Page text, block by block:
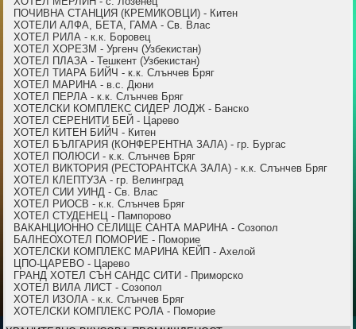
ПОЧИВНА СТАНЦИЯ (КРЕМИКОВЦИ) - Китен
ХОТЕЛИ АЛФА, БЕТА, ГАМА - Св. Влас
ХОТЕЛ РИЛА - к.к. Боровец
ХОТЕЛ ХОРЕЗМ - Ургенч (Узбекистан)
ХОТЕЛ ПЛАЗА - Тешкент (Узбекистан)
ХОТЕЛ ТИАРА БИЙЧ - к.к. Слънчев Бряг
ХОТЕЛ МАРИНА - в.с. Дюни
ХОТЕЛ ПЕРЛА - к.к. Слънчев Бряг
ХОТЕЛСКИ КОМПЛЕКС СИДЕР ЛОДЖ - Банско
ХОТЕЛ СЕРЕНИТИ БЕЙ - Царево
ХОТЕЛ КИТЕН БИЙЧ - Китен
ХОТЕЛ БЪЛГАРИЯ (КОНФЕРЕНТНА ЗАЛА) - гр. Бургас
ХОТЕЛ ПОЛЮСИ - к.к. Слънчев Бряг
ХОТЕЛ ВИКТОРИЯ (РЕСТОРАНТСКА ЗАЛА) - к.к. Слънчев Бряг
ХОТЕЛ КЛЕПТУЗА - гр. Велинград
ХОТЕЛ СИИ УИНД - Св. Влас
ХОТЕЛ РИОСВ - к.к. Слънчев Бряг
ХОТЕЛ СТУДЕНЕЦ - Пампорово
ВАКАНЦИОННО СЕЛИЩЕ САНТА МАРИНА - Созопол
БАЛНЕОХОТЕЛ ПОМОРИЕ - Поморие
ХОТЕЛСКИ КОМПЛЕКС МАРИНА КЕЙП - Ахелой
ЦПО-ЦАРЕВО - Царево
ГРАНД ХОТЕЛ СЪН САНДС СИТИ - Приморско
ХОТЕЛ ВИЛА ЛИСТ - Созопол
ХОТЕЛ ИЗОЛА - к.к. Слънчев Бряг
ХОТЕЛСКИ КОМПЛЕКС РОЛА - Поморие